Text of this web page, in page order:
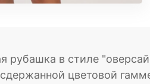
рубашка в стиле
цветовой